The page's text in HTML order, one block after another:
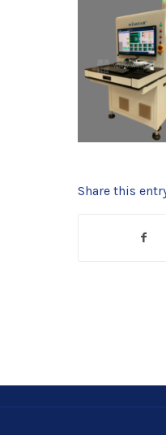
Share this